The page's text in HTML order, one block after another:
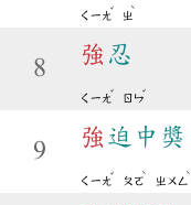
ㄑㄧㄤ
ˇ
ㄓ
ˋ
8
強 忍
ㄑㄧㄤ
ˇ
ㄖㄣ
ˇ
9
強 迫中獎
ㄑㄧㄤ
ˇ
ㄆㄛ
ˋ
ㄓㄨㄥ
ˋ